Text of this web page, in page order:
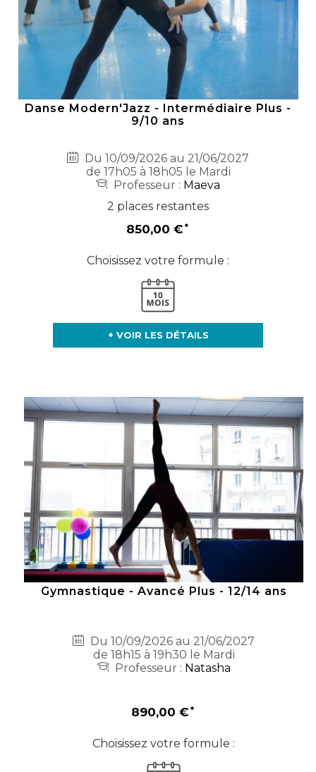
Danse Modern'Jazz - Intermédiaire Plus -
9/10 ans
Du 10/09/2026 au 21/06/2027
de 17h05 à 18h05 le Mardi
Professeur : Maeva
2 places restantes
850,00 €
Choisissez votre formule :
+ VOIR LES DÉTAILS
Gymnastique - Avancé Plus - 12/14 ans
Du 10/09/2026 au 21/06/2027
de 18h15 à 19h30 le Mardi
Professeur : Natasha
890,00 €
Choisissez votre formule :